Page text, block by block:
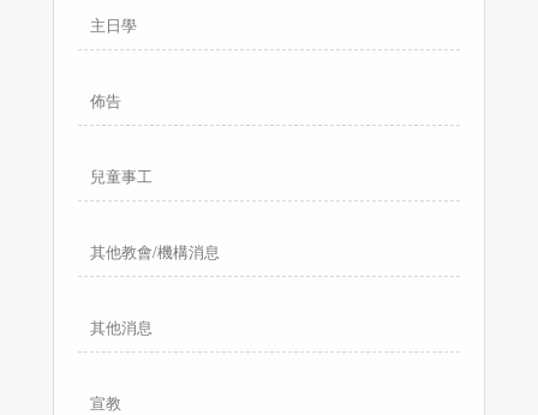
主日學
佈告
兒童事工
其他教會/機構消息
其他消息
宣教